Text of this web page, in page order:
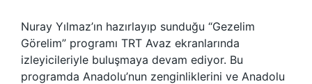
Nuray Yılmaz’ın hazırlayıp sunduğu “Gezelim
Görelim” programı TRT Avaz ekranlarında
izleyicileriyle buluşmaya devam ediyor. Bu
programda Anadolu’nun zenginliklerini ve Anadolu